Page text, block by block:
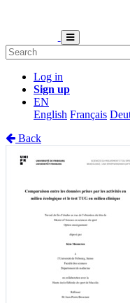
Log in
Sign up
EN
English Français
Back